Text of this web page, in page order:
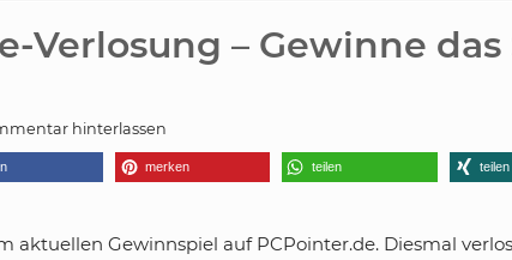
Verlosung – Gewinne das
hinterlassen
merken teilen teilen
aktuellen Gewinnspiel auf PCPointer.de. Diesmal